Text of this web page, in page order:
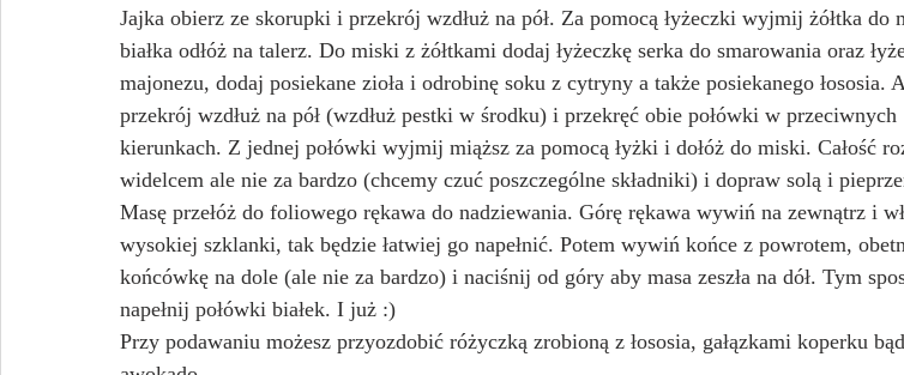
Jajka obierz ze skorupki i przekrój wzdłuż na pół. Za pomocą łyżeczki wyjmij żółtka do
białka odłóż na talerz. Do miski z żółtkami dodaj łyżeczkę serka do smarowania oraz
majonezu, dodaj posiekane zioła i odrobinę soku z cytryny a także posiekanego łososia.
przekrój wzdłuż na pół (wzdłuż pestki w środku) i przekręć obie połówki w przeciwnych
kierunkach. Z jednej połówki wyjmij miąższ za pomocą łyżki i dołóż do miski. Całość
widelcem ale nie za bardzo (chcemy czuć poszczególne składniki) i dopraw solą i
Masę przełóż do foliowego rękawa do nadziewania. Górę rękawa wywiń na zewnątrz i
wysokiej szklanki, tak będzie łatwiej go napełnić. Potem wywiń końce z powrotem,
końcówkę na dole (ale nie za bardzo) i naciśnij od góry aby masa zeszła na dół. Tym
napełnij połówki białek. I już :)
Przy podawaniu możesz przyozdobić różyczką zrobioną z łososia, gałązkami koperku